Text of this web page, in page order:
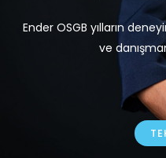
Ender OSGB yılların
ve